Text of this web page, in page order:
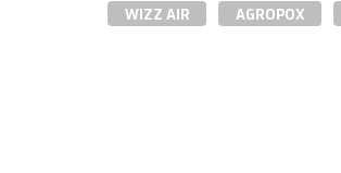
WIZZ AIR AGROPOX